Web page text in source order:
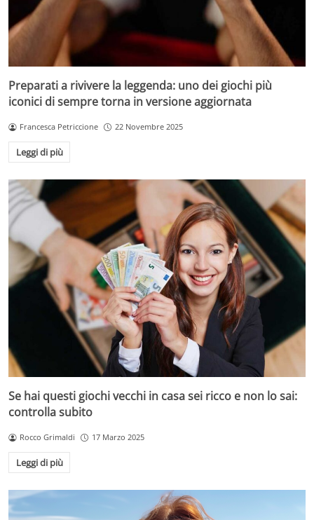
Preparati a rivivere la leggenda: uno dei giochi più
iconici di sempre torna in versione aggiornata
Francesca Petriccione 22 Novembre 2025
Leggi di più
Se hai questi giochi vecchi in casa sei ricco e non lo sai:
controlla subito
Rocco Grimaldi 17 Marzo 2025
Leggi di più